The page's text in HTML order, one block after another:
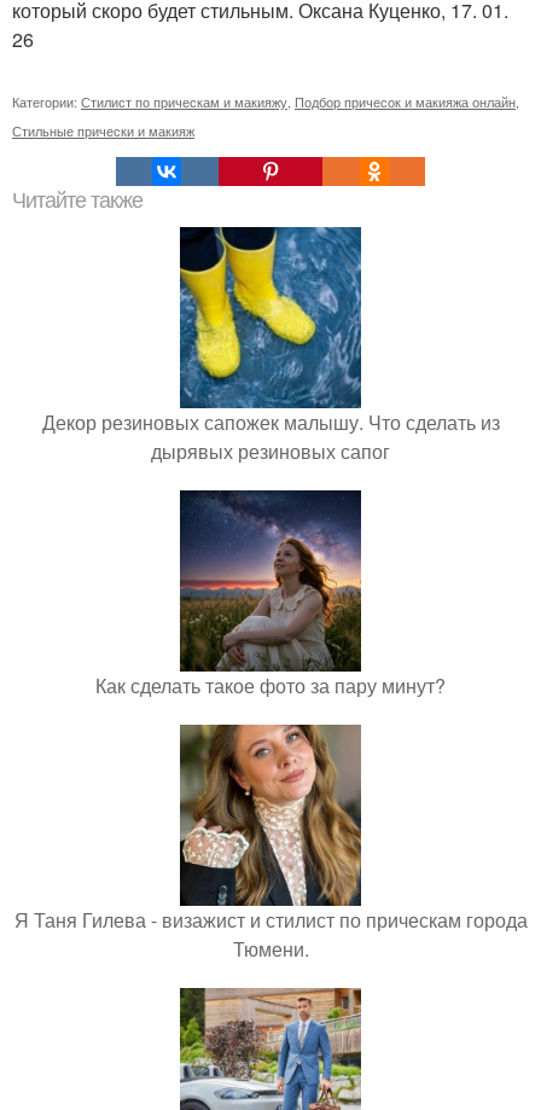
который скоро будет стильным. Оксана Куценко, 17. 01.
26
Категории: Стилист по прическам и макияжу Подбор причесок и макияжа онлайн
Стильные прически и макияж
Читайте также
Декор резиновых сапожек малышу. Что сделать из
дырявых резиновых сапог
Как сделать такое фото за пару минут?
Я Таня Гилева - визажист и стилист по прическам города
Тюмени.